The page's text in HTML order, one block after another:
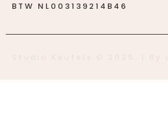
BTW NL003139214B46